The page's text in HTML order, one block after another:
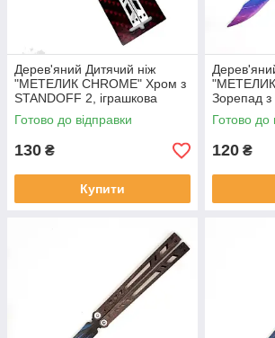
Дерев'яний Дитячий ніж
"МЕТЕЛИК CHROME" Хром з
STANDOFF 2, іграшкова
зброя
Готово до відправки
130 ₴
Купити
"МЕТЕЛИК
Зорепад з
іграшкова
Готово до
120 ₴